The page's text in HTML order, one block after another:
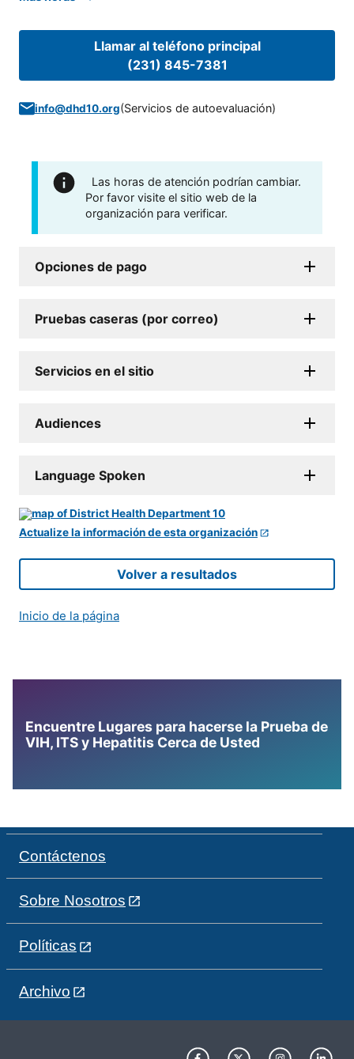
Llamar al teléfono principal
(231) 845-7381
info@dhd10.org(Servicios de autoevaluación)
Las horas de atención podrían cambiar.
Por favor visite el sitio web de la
organización para verificar.
Opciones de pago
Pruebas caseras (por correo)
Servicios en el sitio
Audiences
Language Spoken
Actualize la información de esta organización
Volver a resultados
Inicio de la página
Encuentre Lugares para hacerse la Prueba de
VIH, ITS y Hepatitis Cerca de Usted
Contáctenos
Sobre Nosotros
Políticas
Archivo